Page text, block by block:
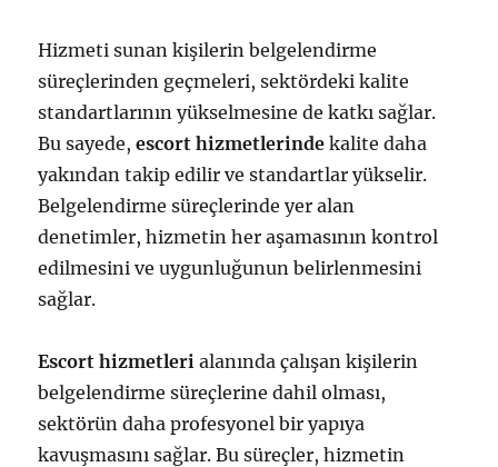
Hizmeti sunan kişilerin belgelendirme
süreçlerinden geçmeleri, sektördeki kalite
standartlarının yükselmesine de katkı sağlar.
Bu sayede,escort hizmetlerinde kalite daha
yakından takip edilir ve standartlar yükselir.
Belgelendirme süreçlerinde yer alan
denetimler, hizmetin her aşamasının kontrol
edilmesini ve uygunluğunun belirlenmesini
sağlar.
Escort hizmetleri alanında çalışan kişilerin
belgelendirme süreçlerine dahil olması,
sektörün daha profesyonel bir yapıya
kavuşmasını sağlar. Bu süreçler, hizmetin